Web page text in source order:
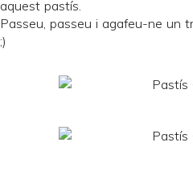
aquest pastís.
Passeu, passeu i agafeu-ne un
;)